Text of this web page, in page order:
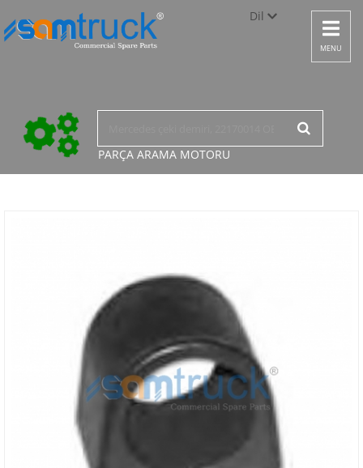
Dil
Türkçe
English
Toggle
MENU
PARÇA ARAMA MOTORU